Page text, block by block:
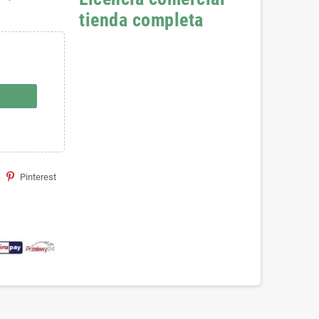
Pinterest
tienda completa